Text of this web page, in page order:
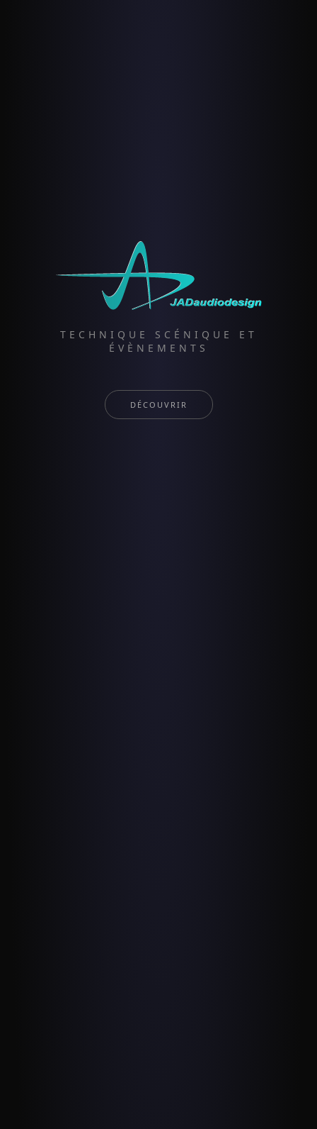
TECHNIQUE SCÉNIQUE ET
ÉVÈNEMENTS
DÉCOUVRIR